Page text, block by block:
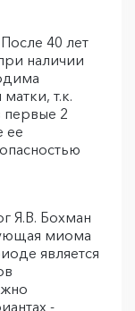
40 лет
наличии
т.к.
первые 2
ее
Я.В. Бохман
миома
является
-